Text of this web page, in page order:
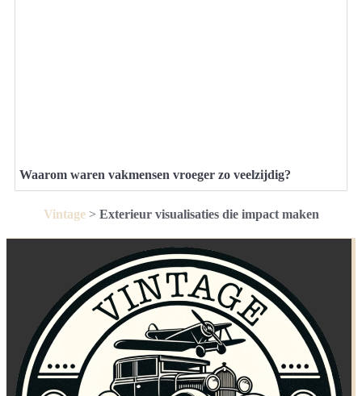
Waarom waren vakmensen vroeger zo veelzijdig?
Vintage> Exterieur visualisaties die impact maken